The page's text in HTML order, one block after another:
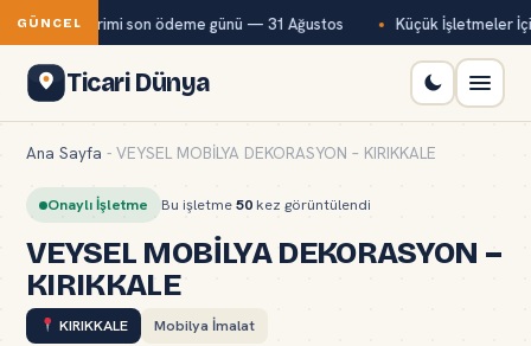
GÜNCELayı primi son ödeme günü — 31 Ağustos Küçük İşletmeler
Ticari Dünya
Ana Sayfa - VEYSEL MOBİLYA DEKORASYON – KIRIKKALE
Onaylı İşletme Bu işletme50 kez görüntülendi
VEYSEL MOBİLYA DEKORASYON –
KIRIKKALE
KIRIKKALE Mobilya İmalat